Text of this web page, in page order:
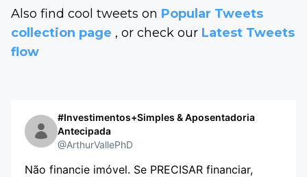
Also find cool tweets on Popular Tweets
collection page , or check our Latest Tweets
flow
#Investimentos+Simples & Aposentadoria
Antecipada
@ArthurVallePhD
Não financie imóvel. Se PRECISAR financiar,